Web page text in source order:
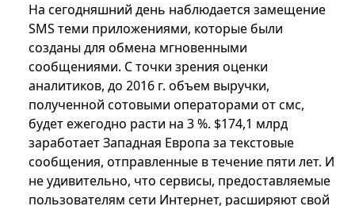
На сегодняшний день наблюдается замещение
SMS теми приложениями, которые были
созданы для обмена мгновенными
сообщениями. С точки зрения оценки
аналитиков, до 2016 г. объем выручки,
полученной сотовыми операторами от смс,
будет ежегодно расти на 3 %. $174,1 млрд
заработает Западная Европа за текстовые
сообщения, отправленные в течение пяти лет. И
не удивительно, что сервисы, предоставляемые
пользователям сети Интернет, расширяют свой